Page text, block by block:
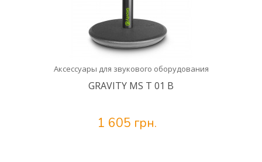
Аксессуары для звукового оборудования
GRAVITY MS T 01 B
1 605 грн.